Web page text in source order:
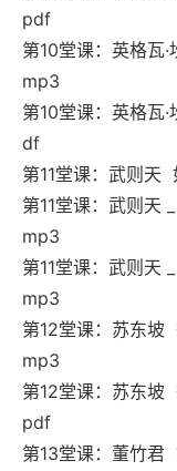
pdf
第10堂课：英格瓦
mp3
第10堂课：英格瓦
df
第11堂课：武则天
第11堂课：武则天
mp3
第11堂课：武则天
mp3
第12堂课：苏东坡
mp3
第12堂课：苏东坡
pdf
第13堂课：董竹君